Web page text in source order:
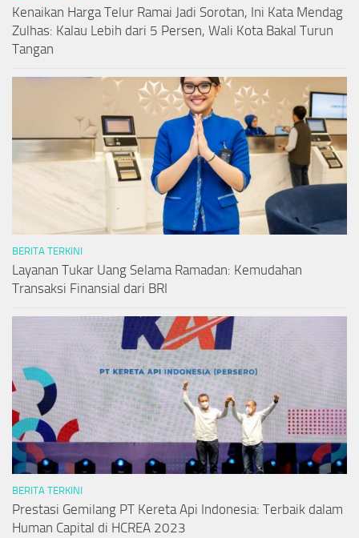
Kenaikan Harga Telur Ramai Jadi Sorotan, Ini Kata Mendag
Zulhas: Kalau Lebih dari 5 Persen, Wali Kota Bakal Turun
Tangan
BERITA TERKINI
Layanan Tukar Uang Selama Ramadan: Kemudahan
Transaksi Finansial dari BRI
BERITA TERKINI
Prestasi Gemilang PT Kereta Api Indonesia: Terbaik dalam
Human Capital di HCREA 2023